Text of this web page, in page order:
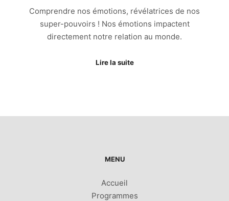
Comprendre nos émotions, révélatrices de nos
super-pouvoirs ! Nos émotions impactent
directement notre relation au monde.
Lire la suite
MENU
Accueil
Programmes